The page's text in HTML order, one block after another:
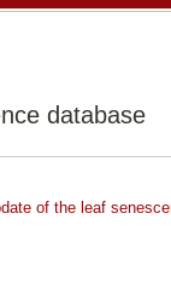
分
database
of the leaf